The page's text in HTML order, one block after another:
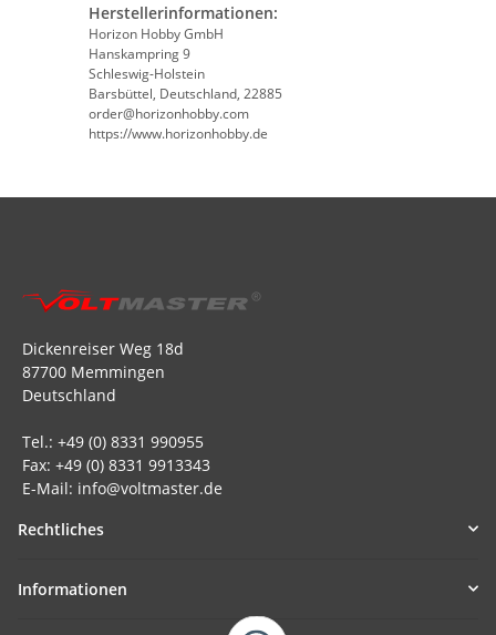
Herstellerinformationen:
Horizon Hobby GmbH
Hanskampring 9
Schleswig-Holstein
Barsbüttel, Deutschland, 22885
order@horizonhobby.com
https://www.horizonhobby.de
Dickenreiser Weg 18d
87700 Memmingen
Deutschland
Tel.: +49 (0) 8331 990955
Fax: +49 (0) 8331 9913343
E-Mail: info@voltmaster.de
Rechtliches
Informationen